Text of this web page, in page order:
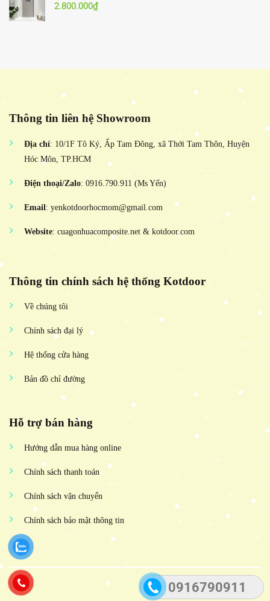
0916790911
2.800.000₫
Thông tin liên hệ Showroom
Địa chỉ: 10/1F Tô Ký, Ấp Tam Đông, xã Thới Tam Thôn, Huyện
Hóc Môn, TP.HCM
Điện thoại/Zalo: 0916.790.911 (Ms Yến)
Email: yenkotdoorhocmom@gmail.com
Website: cuagonhuacomposite.net & kotdoor.com
Thông tin chính sách hệ thống Kotdoor
Về chúng tôi
Chính sách đại lý
Hệ thống cửa hàng
Bản đồ chỉ đường
Hỗ trợ bán hàng
Hướng dẫn mua hàng online
Chính sách thanh toán
Chính sách vận chuyển
Chính sách bảo mật thông tin